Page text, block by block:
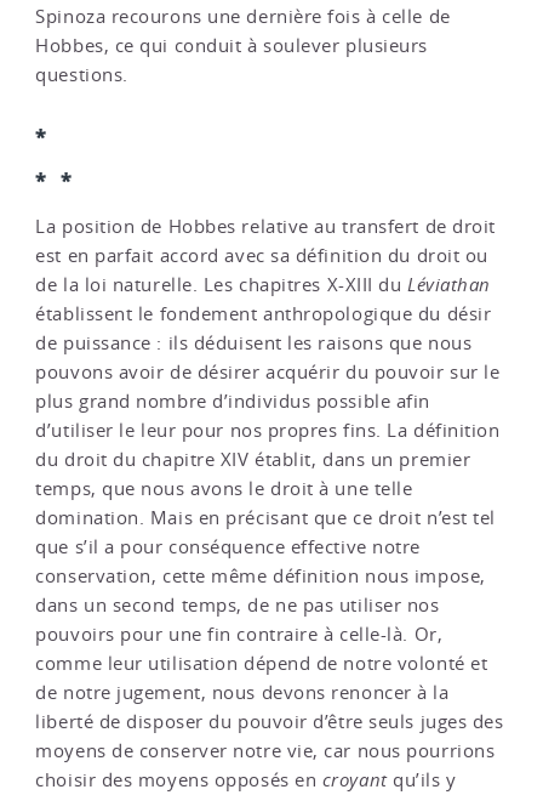
Spinoza recourons une dernière fois à celle de
Hobbes, ce qui conduit à soulever plusieurs
questions.
*
* *
La position de Hobbes relative au transfert de droit
est en parfait accord avec sa définition du droit ou
de la loi naturelle. Les chapitres X-XIII duLéviathan
établissent le fondement anthropologique du désir
de puissance : ils déduisent les raisons que nous
pouvons avoir de désirer acquérir du pouvoir sur le
plus grand nombre d’individus possible afin
d’utiliser le leur pour nos propres fins. La définition
du droit du chapitre XIV établit, dans un premier
temps, que nous avons le droit à une telle
domination. Mais en précisant que ce droit n’est tel
que s’il a pour conséquence effective notre
conservation, cette même définition nous impose,
dans un second temps, de ne pas utiliser nos
pouvoirs pour une fin contraire à celle-là. Or,
comme leur utilisation dépend de notre volonté et
de notre jugement, nous devons renoncer à la
liberté de disposer du pouvoir d’être seuls juges des
moyens de conserver notre vie, car nous pourrions
choisir des moyens opposés en croyant qu’ils y